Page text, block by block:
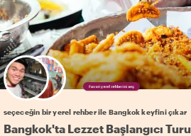
Favori yerel rehberini seç
seçeceğin bir yerel rehber ile Bangkok keyfini çıkar
Bangkok'ta Lezzet Başlangıcı Turu